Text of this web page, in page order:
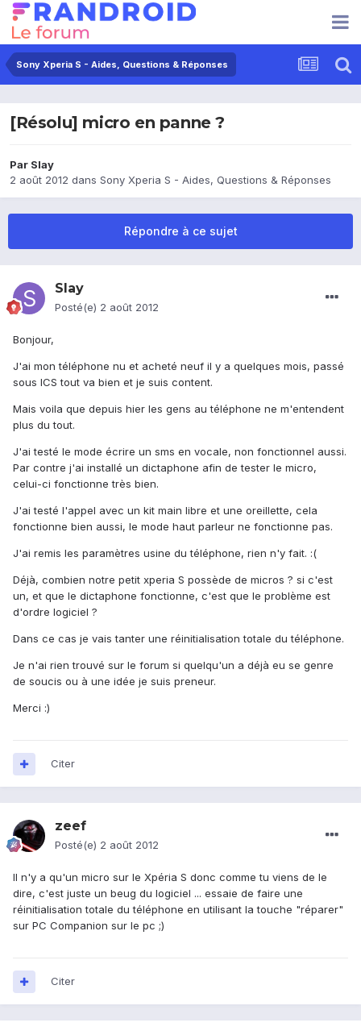
Sony Xperia S - Aides, Questions & Réponses
[Résolu] micro en panne ?
Par Slay
2 août 2012 dans Sony Xperia S - Aides, Questions & Réponses
Répondre à ce sujet
Slay
Posté(e) 2 août 2012
Bonjour,
J'ai mon téléphone nu et acheté neuf il y a quelques mois, passé
sous ICS tout va bien et je suis content.
Mais voila que depuis hier les gens au téléphone ne m'entendent
plus du tout.
J'ai testé le mode écrire un sms en vocale, non fonctionnel aussi.
Par contre j'ai installé un dictaphone afin de tester le micro,
celui-ci fonctionne très bien.
J'ai testé l'appel avec un kit main libre et une oreillette, cela
fonctionne bien aussi, le mode haut parleur ne fonctionne pas.
J'ai remis les paramètres usine du téléphone, rien n'y fait. :(
Déjà, combien notre petit xperia S possède de micros ? si c'est
un, et que le dictaphone fonctionne, c'est que le problème est
d'ordre logiciel ?
Dans ce cas je vais tanter une réinitialisation totale du téléphone.
Je n'ai rien trouvé sur le forum si quelqu'un a déjà eu se genre
de soucis ou à une idée je suis preneur.
Merci :)
Citer
zeef
Posté(e) 2 août 2012
Il n'y a qu'un micro sur le Xpéria S donc comme tu viens de le
dire, c'est juste un beug du logiciel ... essaie de faire une
réinitialisation totale du téléphone en utilisant la touche "réparer"
sur PC Companion sur le pc ;)
Citer